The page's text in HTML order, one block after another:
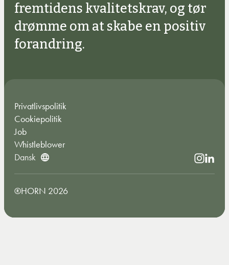
fremtidens kvalitetskrav, og tør
drømme om at skabe en positiv
forandring.
®HORN 2026
Privatlivspolitik
Cookiepolitik
Job
Whistleblower
Dansk